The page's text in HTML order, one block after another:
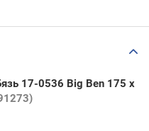
17-0536 Big Ben 175 x